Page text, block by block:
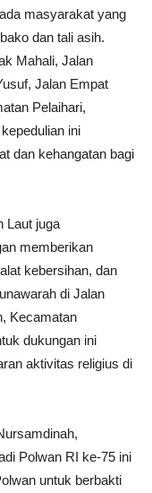
masyarakat yang
dan tali asih.
Mahali, Jalan
Jalan Empat
Pelaihari,
ini
dan kehangatan bagi
Laut juga
memberikan
kebersihan, dan
di Jalan
Kecamatan
dukungan ini
aktivitas religius di
Polwan RI ke-75 ini
untuk berbakti